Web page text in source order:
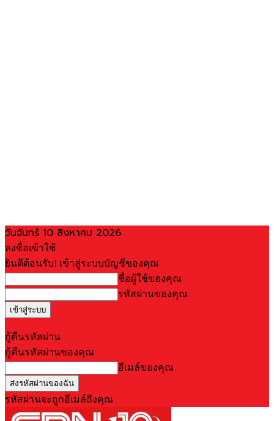
วันจันทร์ 10 สิงหาคม 2026
ลงชื่อเข้าใช้
ยินดีต้อนรับ! เข้าสู่ระบบบัญชีของคุณ
ชื่อผู้ใช้ของคุณ
รหัสผ่านของคุณ
กู้คืนรหัสผ่าน
กู้คืนรหัสผ่านของคุณ
อีเมล์ของคุณ
รหัสผ่านจะถูกอีเมล์ถึงคุณ